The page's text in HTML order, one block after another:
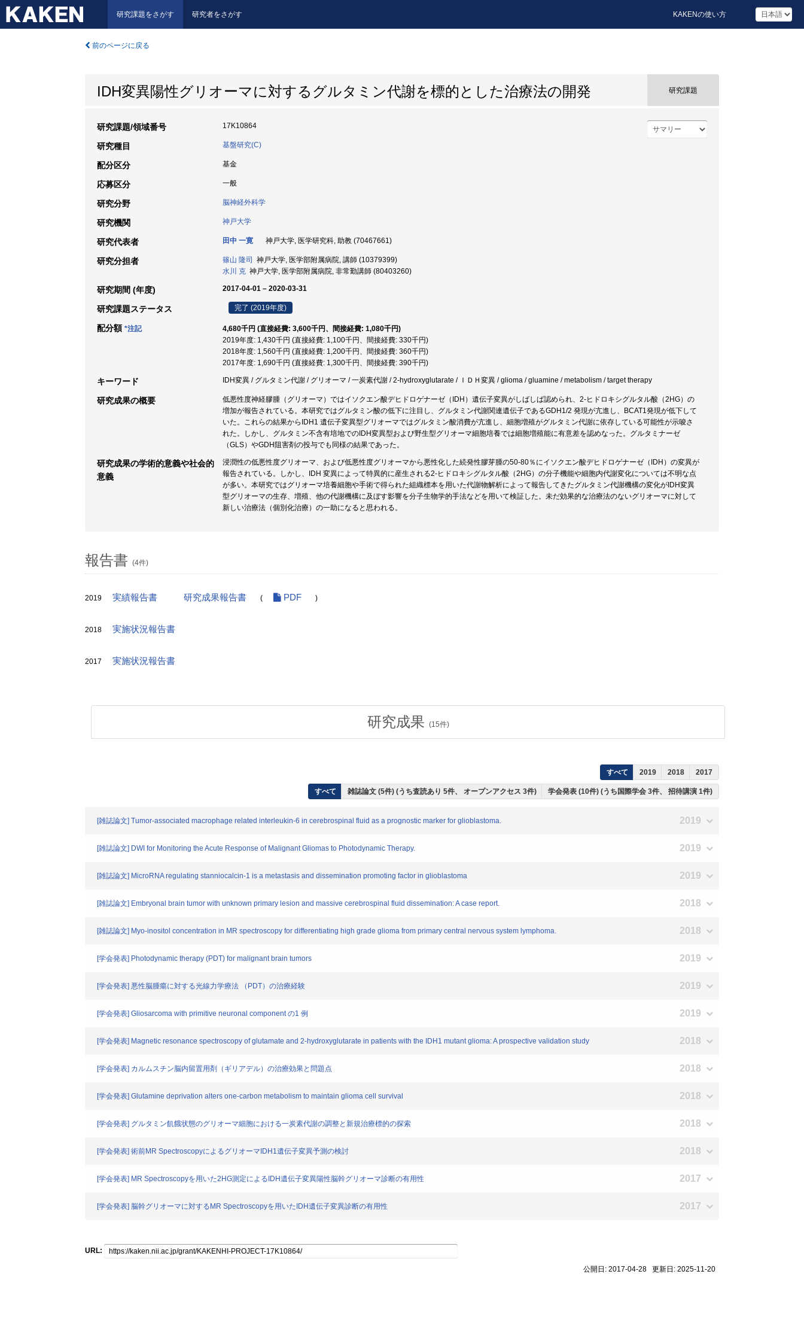
研究課題をさがす 研究者をさがす KAKENの使い方
前のページに戻る
IDH変異陽性グリオーマに対するグルタミン代謝を標的とした治療法の開発 研究課題
研究課題/領域番号 17K10864
研究種目 基盤研究(C)
配分区分 基金
応募区分 一般
研究分野 脳神経外科学
研究機関 神戸大学
研究代表者 田中 一寛 神戸大学, 医学研究科, 助教 (70467661)
研究分担者 篠山 隆司
神戸大学, 医学部附属病院, 講師 (10379399)
水川 克 神戸大学, 医学部附属病院, 非常勤講師 (80403260)
研究期間 (年度) 2017-04-01 – 2020-03-31
研究課題ステータス 完了 (2019年度)
配分額 *注記
4,680千円 (直接経費: 3,600千円、間接経費: 1,080千円)
2019年度: 1,430千円 (直接経費: 1,100千円、間接経費: 330千円)
2018年度: 1,560千円 (直接経費: 1,200千円、間接経費: 360千円)
2017年度: 1,690千円 (直接経費: 1,300千円、間接経費: 390千円)
キーワード IDH変異 / グルタミン代謝 / グリオーマ / 一炭素代謝 / 2-hydroxyglutarate / ＩＤＨ変異 / glioma / gluamine / metabolism / target therapy
研究成果の概要
低悪性度神経膠腫（グリオーマ）ではイソクエン酸デヒドロゲナーゼ（IDH）遺伝子変異がしばしば認められ、2-ヒドロキシグルタル酸（2HG）の
増加が報告されている。本研究ではグルタミン酸の低下に注目し、グルタミン代謝関連遺伝子であるGDH1/2 発現が亢進し、BCAT1発現が低下して
いた。これらの結果からIDH1 遺伝子変異型グリオーマではグルタミン酸消費が亢進し、細胞増殖がグルタミン代謝に依存している可能性が示唆さ
れた。しかし、グルタミン不含有培地でのIDH変異型および野生型グリオーマ細胞培養では細胞増殖能に有意差を認めなった。グルタミナーゼ
（GLS）やGDH阻害剤の投与でも同様の結果であった。
研究成果の学術的意義や社会的
意義
浸潤性の低悪性度グリオーマ、および低悪性度グリオーマから悪性化した続発性膠芽腫の50-80％にイソクエン酸デヒドロゲナーゼ（IDH）の変異が
報告されている。しかし、IDH 変異によって特異的に産生される2-ヒドロキシグルタル酸（2HG）の分子機能や細胞内代謝変化については不明な点
が多い。本研究ではグリオーマ培養細胞や手術で得られた組織標本を用いた代謝物解析によって報告してきたグルタミン代謝機構の変化がIDH変異
型グリオーマの生存、増殖、他の代謝機構に及ぼす影響を分子生物学的手法などを用いて検証した。未だ効果的な治療法のないグリオーマに対して
新しい治療法（個別化治療）の一助になると思われる。
報告書 (4件)
2019 実績報告書 研究成果報告書 ( PDF )
2018 実施状況報告書
2017 実施状況報告書
研究成果 (15件)
すべて 2019 2018 2017
すべて 雑誌論文 (5件) (うち査読あり 5件、 オープンアクセス 3件) 学会発表 (10件) (うち国際学会 3件、 招待講演 1件)
[雑誌論文] Tumor-associated macrophage related interleukin-6 in cerebrospinal fluid as a prognostic marker for glioblastoma. 2019
[雑誌論文] DWI for Monitoring the Acute Response of Malignant Gliomas to Photodynamic Therapy. 2019
[雑誌論文] MicroRNA regulating stanniocalcin-1 is a metastasis and dissemination promoting factor in glioblastoma 2019
[雑誌論文] Embryonal brain tumor with unknown primary lesion and massive cerebrospinal fluid dissemination: A case report. 2018
[雑誌論文] Myo-inositol concentration in MR spectroscopy for differentiating high grade glioma from primary central nervous system lymphoma. 2018
[学会発表] Photodynamic therapy (PDT) for malignant brain tumors 2019
[学会発表] 悪性脳腫瘍に対する光線力学療法 （PDT）の治療経験 2019
[学会発表] Gliosarcoma with primitive neuronal component の1 例 2019
[学会発表] Magnetic resonance spectroscopy of glutamate and 2-hydroxyglutarate in patients with the IDH1 mutant glioma: A prospective validation study 2018
[学会発表] カルムスチン脳内留置用剤（ギリアデル）の治療効果と問題点 2018
[学会発表] Glutamine deprivation alters one-carbon metabolism to maintain glioma cell survival 2018
[学会発表] グルタミン飢餓状態のグリオーマ細胞における一炭素代謝の調整と新規治療標的の探索 2018
[学会発表] 術前MR SpectroscopyによるグリオーマIDH1遺伝子変異予測の検討 2018
[学会発表] MR Spectroscopyを用いた2HG測定によるIDH遺伝子変異陽性脳幹グリオーマ診断の有用性 2017
[学会発表] 脳幹グリオーマに対するMR Spectroscopyを用いたIDH遺伝子変異診断の有用性 2017
URL:
公開日: 2017-04-28 更新日: 2025-11-20